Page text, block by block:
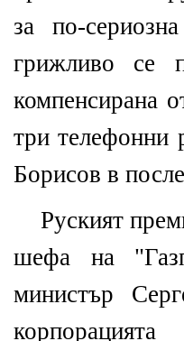
за по-
грижливо се
компенсирана
три телефонни
Борисов в
Руският
шефа на
министър